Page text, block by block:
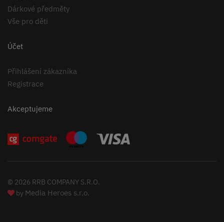
Dárkové předměty
Vše pro děti
Účet
Přihlášení zákazníka
Registrace
Akceptujeme
© 2026 RRB COMPANY S.R.O.
by Media Heroes s.r.o.